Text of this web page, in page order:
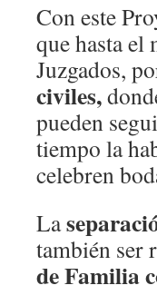
Con este
que hasta el
Juzgados,
civiles,
pueden
tiempo la
celebren
La
también ser
de Familia